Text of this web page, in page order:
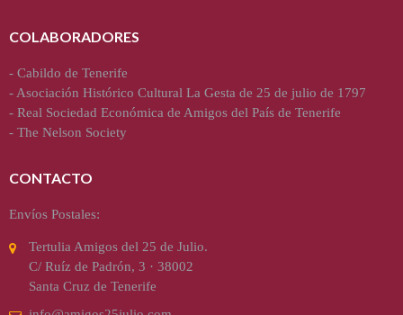
COLABORADORES
- Cabildo de Tenerife
-Asociación Histórico Cultural La Gesta de 25 de julio de 1797
- Real Sociedad Económica de Amigos del País de Tenerife
- The Nelson Society
CONTACTO
Envíos Postales:
Tertulia Amigos del 25 de Julio.
C/ Ruíz de Padrón, 3 · 38002
Santa Cruz de Tenerife